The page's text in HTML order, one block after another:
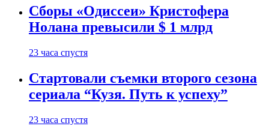
Сборы «Одиссеи» Кристофера
Нолана превысили $ 1 млрд
23 часа спустя
Стартовали съемки второго сезона
сериала “Кузя. Путь к успеху”
23 часа спустя